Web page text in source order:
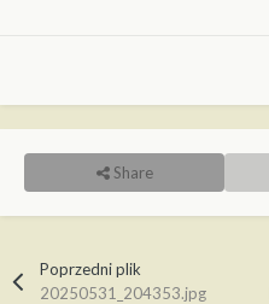
Share
Poprzedni plik
20250531_204353.jpg